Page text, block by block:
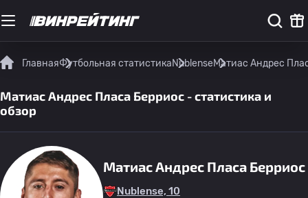
ГлавнаяФутбольная статистикаNublenseМатиас Андрес
Матиас Андрес Пласа Берриос - статистика и
обзор
Матиас Андрес Пласа Берриос
Nublense, 10